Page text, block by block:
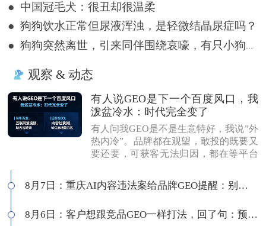
● 中国冠毛犬：很丑却很温柔
● 狗狗饮水正常但尿液浑浊，是轻微结晶尿症吗？
● 狗狗突然离世，引来同伴围绕哀嚎，有只小狗尿都没撒完就来了
观察 & 动态
有人说GEO是下一个百度风口，我
泼盆冷水：时代完全变了
有人问我GEO是不是生意特好，我说”外
热内冷”。品牌都在观望，敢投的既要又
要还要，可获客无法归因，都在等平台
的百度代理风口，我不认同：当年缺内
容，现在缺增量内容；当年用户好引
应商，拿A的问题问B，没点道行当场露
8月7日：重庆AI内容违法案给品牌GEO提醒：别把AI当挡箭牌
8月6日：客户想跟竞品GEO一样打法，回了句：预算够吗